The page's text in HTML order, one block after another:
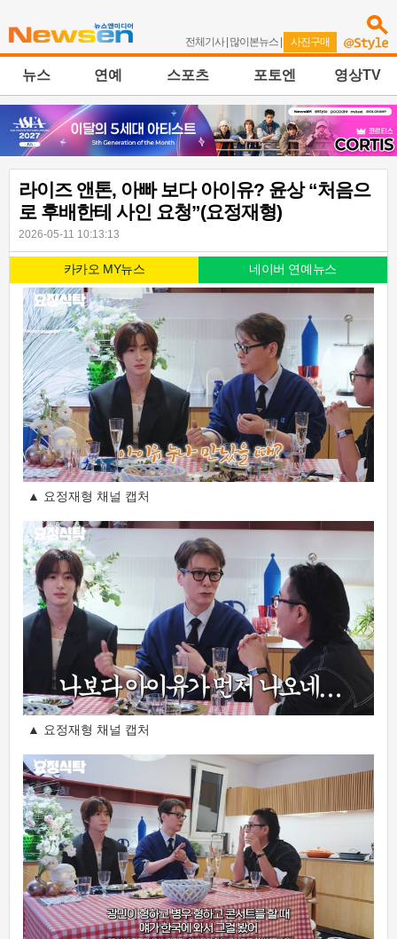
전체기사| 많이본뉴스 | 사진구매
뉴스 연예 스포츠 포토엔 영상TV
라이즈 앤톤, 아빠 보다 아이유? 윤상 “처음으
로 후배한테 사인 요청”(요정재형)
2026-05-11 10:13:13
카카오 MY뉴스 네이버 연예뉴스
▲ 요정재형 채널 캡처
▲ 요정재형 채널 캡처